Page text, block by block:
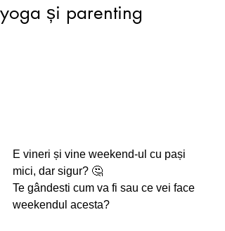
yoga și parenting
E vineri și vine weekend-ul cu pași
mici, dar sigur? 🤔
Te gândesti cum va fi sau ce vei face
weekendul acesta?